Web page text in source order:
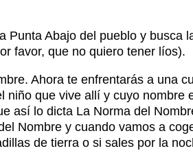
Abajo del pueblo y busca
favor, que no quiero tener líos).
Ahora te enfrentarás a una
que vive allí y cuyo nombre
así lo dicta La Norma del
Nombre y cuando vamos a
de tierra o si sales por la